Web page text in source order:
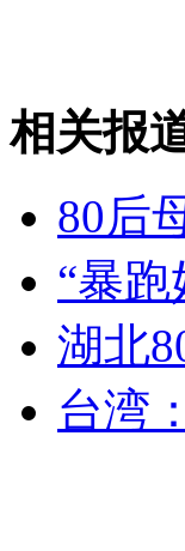
外交部：反对
外交部：有关
安徽一实载49
相关报
80后
“暴
湖北
台湾